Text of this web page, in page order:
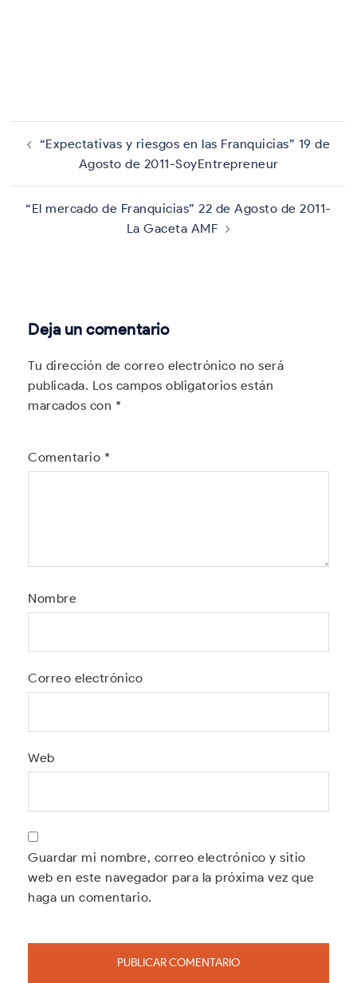
Navegación
de
entradas
“Expectativas y riesgos en las Franquicias” 19 de
Agosto de 2011-SoyEntrepreneur
“El mercado de Franquicias” 22 de Agosto de 2011-
La Gaceta AMF
Deja un comentario
Tu dirección de correo electrónico no será
publicada. Los campos obligatorios están
marcados con *
Comentario *
Nombre
Correo electrónico
Web
Guardar mi nombre, correo electrónico y sitio
web en este navegador para la próxima vez que
haga un comentario.